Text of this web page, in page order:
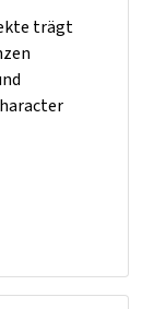
trägt